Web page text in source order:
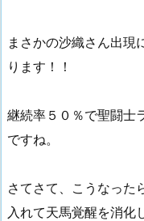
まさかの沙織さん出現
ります！！
継続率５０％で聖闘士
ですね。
さてさて、こうなった
入れて天馬覚醒を消化